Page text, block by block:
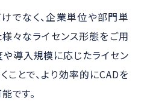
でなく、企業単位や部門単
々なライセンス形態をご用
や導入規模に応じたライセン
ことで、より効率的にCADを
です。